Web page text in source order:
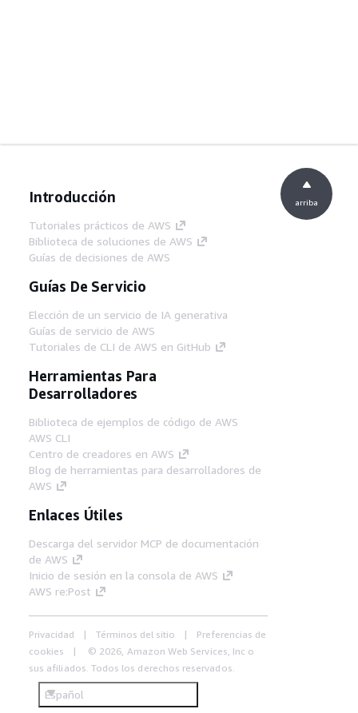
Introducción
Tutoriales prácticos de AWS
Biblioteca de soluciones de AWS
Guías de decisiones de AWS
Guías De Servicio
Elección de un servicio de IA generativa
Guías de servicio de AWS
Tutoriales de CLI de AWS en GitHub
Herramientas Para
Desarrolladores
Biblioteca de ejemplos de código de AWS
AWS CLI
Centro de creadores en AWS
Blog de herramientas para desarrolladores de
AWS
Enlaces Útiles
Descarga del servidor MCP de documentación
de AWS
Inicio de sesión en la consola de AWS
AWS re:Post
Privacidad Términos del sitio
Preferencias de
cookies
© 2026, Amazon Web Services, Inc o
sus afiliados. Todos los derechos reservados.
Español
arriba